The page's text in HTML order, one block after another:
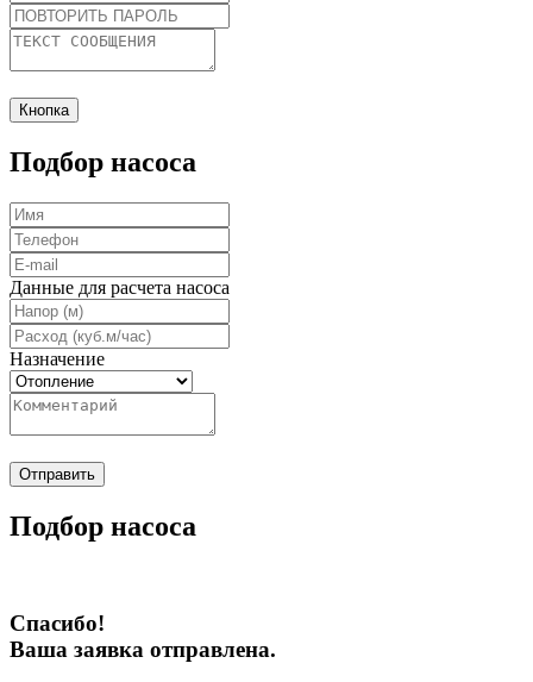
Кнопка
Подбор насоса
Данные для расчета насоса
Назначение
Отправить
Подбор насоса
Спасибо!
Ваша заявка отправлена.